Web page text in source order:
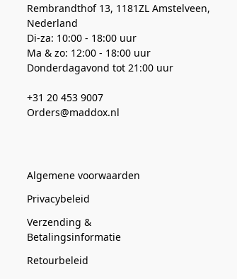
Rembrandthof 13, 1181ZL Amstelveen,
Nederland
Di-za: 10:00 - 18:00 uur
Ma & zo: 12:00 - 18:00 uur
Donderdagavond tot 21:00 uur
+31 20 453 9007
Orders@maddox.nl
Algemene voorwaarden
Privacybeleid
Verzending &
Betalingsinformatie
Retourbeleid